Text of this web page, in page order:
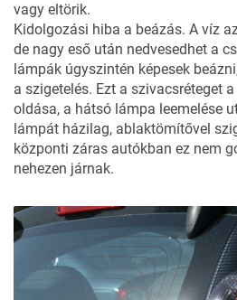
vagy eltörik.
Kidolgozási hiba a beázás. A víz
de nagy eső után nedvesedhet a
lámpák úgyszintén képesek
a szigetelés. Ezt a szivacsréteget
oldása, a hátsó lámpa leemelése
lámpát házilag, ablaktömítővel
központi záras autókban ez nem
nehezen járnak.